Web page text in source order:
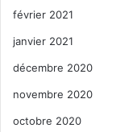
février 2021
janvier 2021
décembre 2020
novembre 2020
octobre 2020